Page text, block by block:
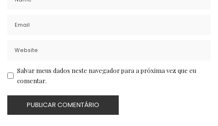
Salvar meus dados neste navegador para a próxima vez que eu
comentar.